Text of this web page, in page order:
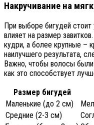
Накручивание на
При выборе бигудей
влияет на размер
кудри, а более крупные –
наилучшего результата,
Важно, чтобы волосы
как это способствует
Размер бигудей
Маленькие (до 2 см)
Средние (2-3 см)